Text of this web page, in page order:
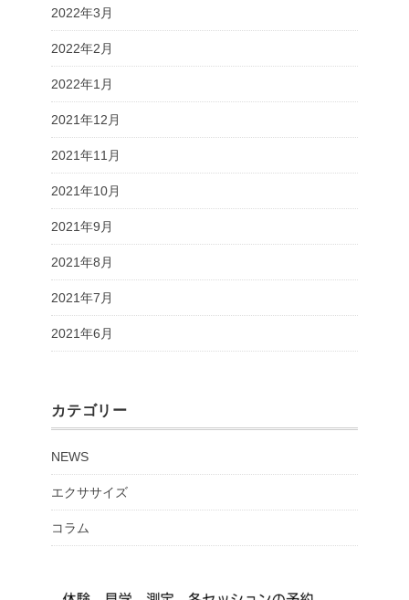
2022年3月
2022年2月
2022年1月
2021年12月
2021年11月
2021年10月
2021年9月
2021年8月
2021年7月
2021年6月
カテゴリー
NEWS
エクササイズ
コラム